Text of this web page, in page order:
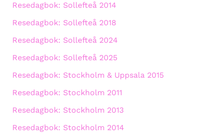
Resedagbok: Sollefteå 2014
Resedagbok: Sollefteå 2018
Resedagbok: Sollefteå 2024
Resedagbok: Sollefteå 2025
Resedagbok: Stockholm & Uppsala 2015
Resedagbok: Stockholm 2011
Resedagbok: Stockholm 2013
Resedagbok: Stockholm 2014